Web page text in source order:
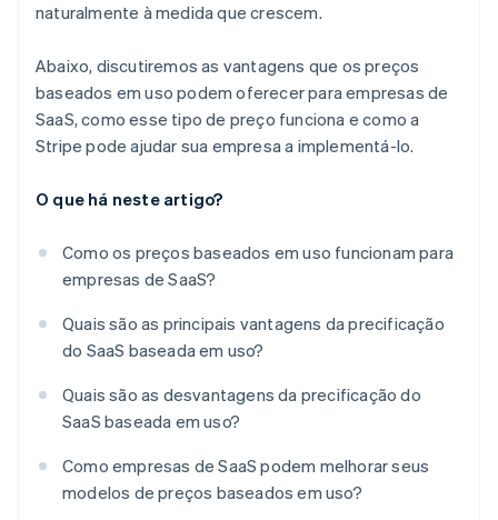
naturalmente à medida que crescem.
Abaixo, discutiremos as vantagens que os preços
baseados em uso podem oferecer para empresas de
SaaS, como esse tipo de preço funciona e como a
Stripe pode ajudar sua empresa a implementá-lo.
O que há neste artigo?
Como os preços baseados em uso funcionam para
empresas de SaaS?
Quais são as principais vantagens da precificação
do SaaS baseada em uso?
Quais são as desvantagens da precificação do
SaaS baseada em uso?
Como empresas de SaaS podem melhorar seus
modelos de preços baseados em uso?